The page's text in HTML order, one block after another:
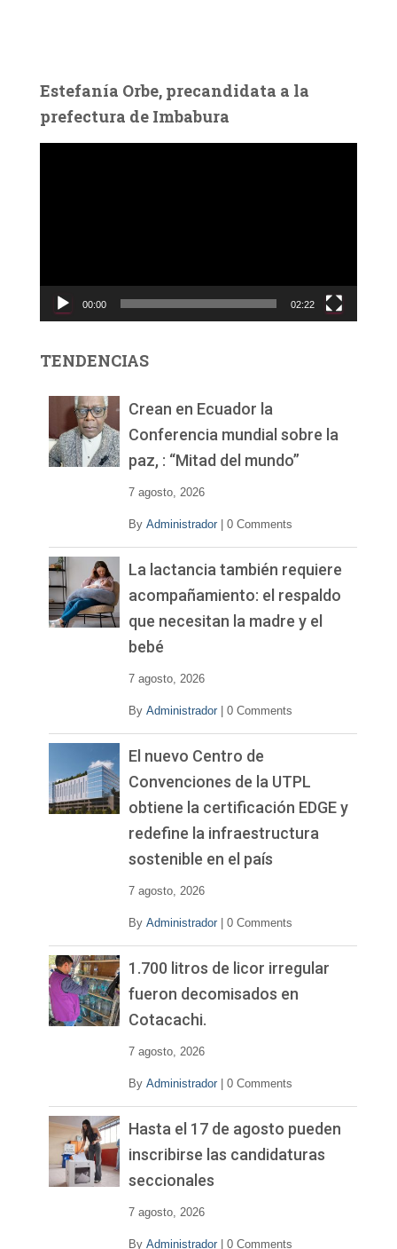
Estefanía Orbe, precandidata a la
prefectura de Imbabura
c
d
00:00 02:22
TENDENCIAS
Crean en Ecuador la
Conferencia mundial sobre la
paz, : “Mitad del mundo”
7 agosto, 2026
By Administrador 0 Comments
La lactancia también requiere
acompañamiento: el respaldo
que necesitan la madre y el
bebé
7 agosto, 2026
By Administrador 0 Comments
El nuevo Centro de
Convenciones de la UTPL
obtiene la certificación EDGE y
redefine la infraestructura
sostenible en el país
7 agosto, 2026
By Administrador 0 Comments
1.700 litros de licor irregular
fueron decomisados en
Cotacachi.
7 agosto, 2026
By Administrador 0 Comments
Hasta el 17 de agosto pueden
inscribirse las candidaturas
seccionales
7 agosto, 2026
By Administrador 0 Comments